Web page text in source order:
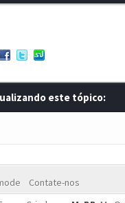
este tópico:
Contate-nos